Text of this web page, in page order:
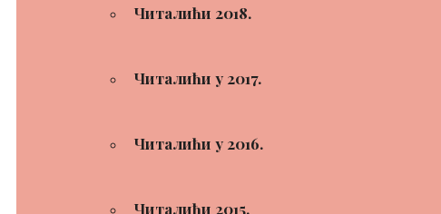
Читалићи 2018.
Читалићи у 2017.
Читалићи у 2016.
Читалићи 2015.